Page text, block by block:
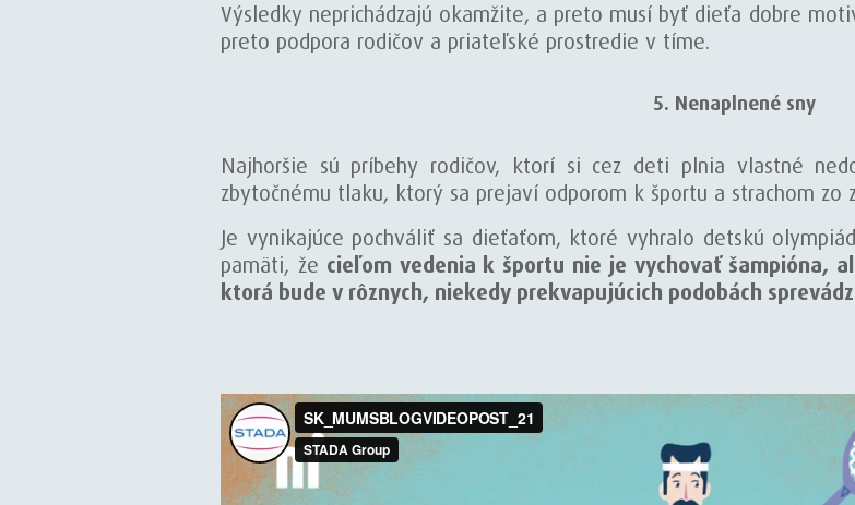
Výsledky neprichádzajú okamžite, a preto musí byť dieťa dobre
preto podpora rodičov a priateľské prostredie v tíme.
5. Nenaplnené sny
Najhoršie sú príbehy rodičov, ktorí si cez deti plnia vlastné
zbytočnému tlaku, ktorý sa prejaví odporom k športu a strachom zo
Je vynikajúce pochváliť sa dieťaťom, ktoré vyhralo detskú
pamäti, že cieľom vedenia k športu nie je vychovať šampióna,
ktorá bude v rôznych, niekedy prekvapujúcich podobách